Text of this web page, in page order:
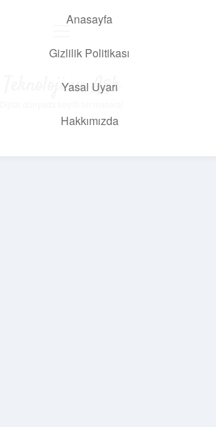
Anasayfa
Gizlilik Politikası
Yasal Uyarı
Hakkımızda
Teknoloji ve Aşk